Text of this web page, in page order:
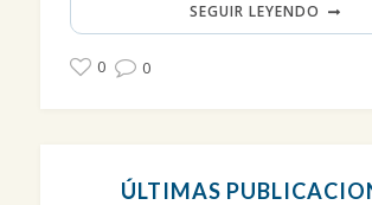
SEGUIR LEYENDO
0 0
ÚLTIMAS